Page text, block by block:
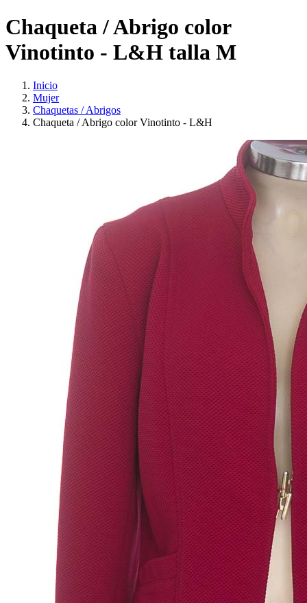
Chaqueta / Abrigo color
Vinotinto - L&H talla M
Inicio
Mujer
Chaquetas / Abrigos
Chaqueta / Abrigo color Vinotinto - L&H